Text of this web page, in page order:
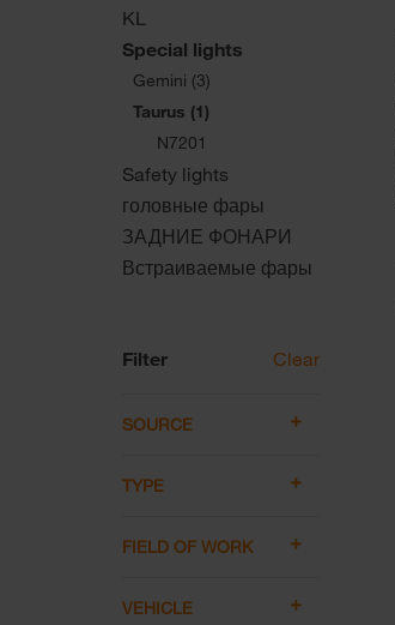
KL
Special lights
Gemini (3)
Taurus (1)
N7201
Safety lights
головные фары
ЗАДНИЕ ФОНАРИ
Встраиваемые фары
Filter Clear
SOURCE
TYPE
FIELD OF WORK
VEHICLE